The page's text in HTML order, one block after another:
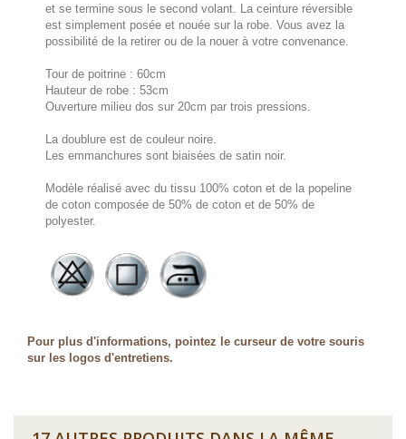
et se termine sous le second volant. La ceinture réversible
est simplement posée et nouée sur la robe. Vous avez la
possibilité de la retirer ou de la nouer à votre convenance.
Tour de poitrine : 60cm
Hauteur de robe : 53cm
Ouverture milieu dos sur 20cm par trois pressions.
La doublure est de couleur noire.
Les emmanchures sont biaisées de satin noir.
Modèle réalisé avec du tissu 100% coton et de la popeline
de coton composée de 50% de coton et de 50% de
polyester.
Pour plus d'informations, pointez le curseur de votre souris
sur les logos d'entretiens.